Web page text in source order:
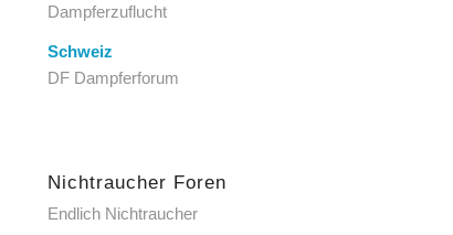
Dampferzuflucht
Schweiz
DF Dampferforum
Nichtraucher Foren
Endlich Nichtraucher